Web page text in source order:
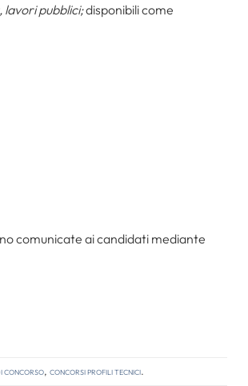
lavori pubblici;disponibili come
comunicate ai candidati mediante
concorso, concorsi profili tecnici.